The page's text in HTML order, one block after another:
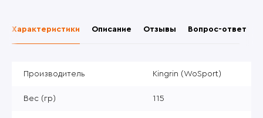
Характеристики Описание Отзывы Вопрос-ответ
Производитель Kingrin (WoSport)
Вес (гр) 115